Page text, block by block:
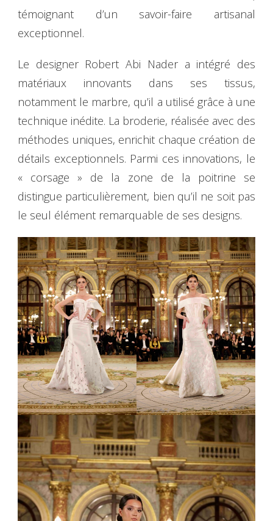
témoignant d’un savoir-faire artisanal
exceptionnel.
Le designer Robert Abi Nader a intégré des
matériaux innovants dans ses tissus,
notamment le marbre, qu’il a utilisé grâce à une
technique inédite. La broderie, réalisée avec des
méthodes uniques, enrichit chaque création de
détails exceptionnels. Parmi ces innovations, le
« corsage » de la zone de la poitrine se
distingue particulièrement, bien qu’il ne soit pas
le seul élément remarquable de ses designs.